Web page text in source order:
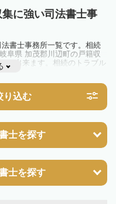
に強い司法書士事
書士事務所一覧です。相続
阜県 加茂郡川辺町の戸籍収
が出来ます。相続のトラブル
書士に相談してみましょう。
り込む
士を探す
士を探す